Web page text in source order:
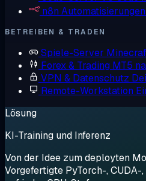
n8n
BETREIBEN & TRADEN
Spiele-Server
Forex & Trading MT5
VPN & Datenschutz
Remote-Workstation
Lösung
KI-Training und Inferenz
Von der Idee zum deployten
Vorgefertigte PyTorch-, CUDA-